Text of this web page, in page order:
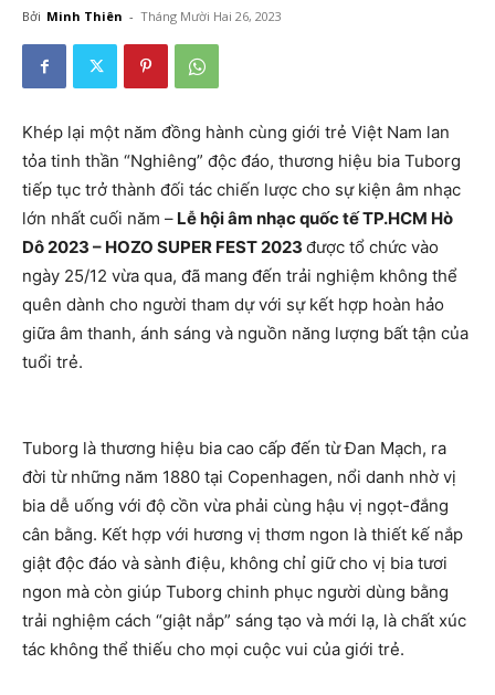
Bởi Minh Thiên - Tháng Mười Hai 26, 2023
Khép lại một năm đồng hành cùng giới trẻ Việt Nam lan
tỏa tinh thần “Nghiêng” độc đáo, thương hiệu bia Tuborg
tiếp tục trở thành đối tác chiến lược cho sự kiện âm nhạc
lớn nhất cuối năm – Lễ hội âm nhạc quốc tế TP.HCM Hò
Dô 2023 – HOZO SUPER FEST 2023 được tổ chức vào
ngày 25/12 vừa qua, đã mang đến trải nghiệm không thể
quên dành cho người tham dự với sự kết hợp hoàn hảo
giữa âm thanh, ánh sáng và nguồn năng lượng bất tận của
tuổi trẻ.
Tuborg là thương hiệu bia cao cấp đến từ Đan Mạch, ra
đời từ những năm 1880 tại Copenhagen, nổi danh nhờ vị
bia dễ uống với độ cồn vừa phải cùng hậu vị ngọt-đắng
cân bằng. Kết hợp với hương vị thơm ngon là thiết kế nắp
giật độc đáo và sành điệu, không chỉ giữ cho vị bia tươi
ngon mà còn giúp Tuborg chinh phục người dùng bằng
trải nghiệm cách “giật nắp” sáng tạo và mới lạ, là chất xúc
tác không thể thiếu cho mọi cuộc vui của giới trẻ.